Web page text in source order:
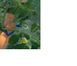
в таблетках